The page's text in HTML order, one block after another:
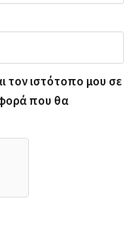
τον ιστότοπο μου σε
που θα